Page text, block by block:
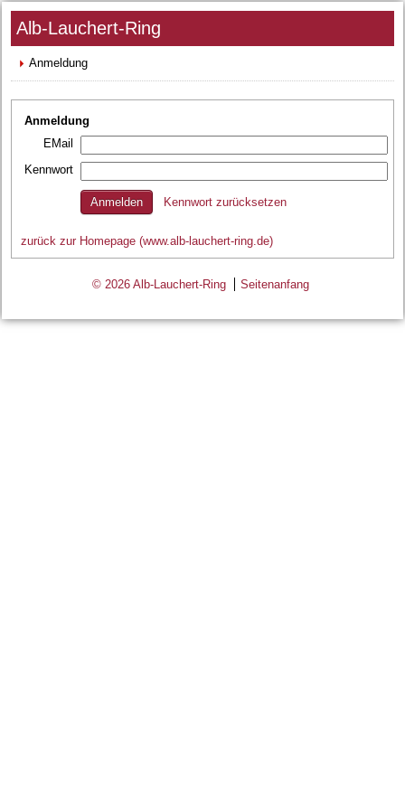
Alb-Lauchert-Ring
Anmeldung
Anmeldung
EMail
Kennwort
Kennwort zurücksetzen
zurück zur Homepage (www.alb-lauchert-ring.de)
© 2026 Alb-Lauchert-Ring Seitenanfang